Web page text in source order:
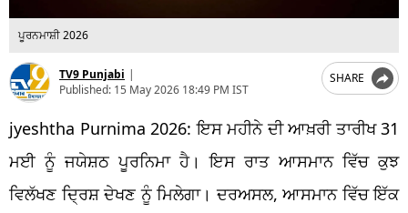
ਪੂਰਨਮਾਸ਼ੀ 2026
TV9 Punjabi |
Published: 15 May 2026 18:49 PM IST
SHARE
jyeshtha Purnima 2026: ਇਸ ਮਹੀਨੇ ਦੀ ਆਖ਼ਰੀ ਤਾਰੀਖ 31
ਮਈ ਨੂੰ ਜਯੇਸ਼ਠ ਪੂਰਨਿਮਾ ਹੈ। ਇਸ ਰਾਤ ਆਸਮਾਨ ਵਿੱਚ ਕੁਝ
ਵਿਲੱਖਣ ਦ੍ਰਿਸ਼ ਦੇਖਣ ਨੂੰ ਮਿਲੇਗਾ। ਦਰਅਸਲ, ਆਸਮਾਨ ਵਿੱਚ ਇੱਕ